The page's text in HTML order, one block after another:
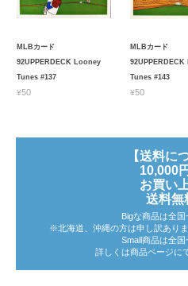
MLBカード
92UPPERDECK Looney
Tunes #137
¥50
MLBカード
Tunes #143
¥50
【送料に
10,000
お買い
送料無
Bigな商品は全国
※北海道、沖縄の方は申し訳あり
Small商品は全国
詳しくは商品ページに